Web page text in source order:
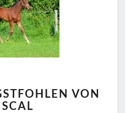
–
HENGSTFOHLEN
VON